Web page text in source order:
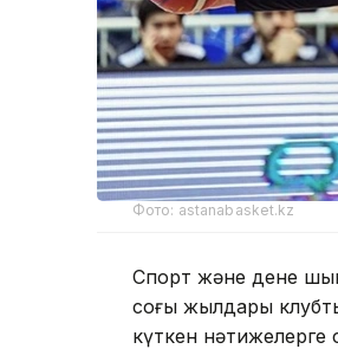
Фото: astanabasket.kz
Спорт және дене
соңғы жылдары
күткен нәтижелерге